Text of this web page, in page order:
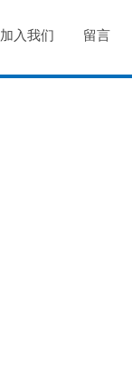
加入我们 留言